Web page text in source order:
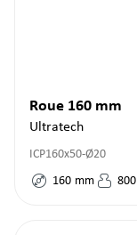
Roue 160 mm
Ultratech
ICP160x50-Ø20
160 mm 800